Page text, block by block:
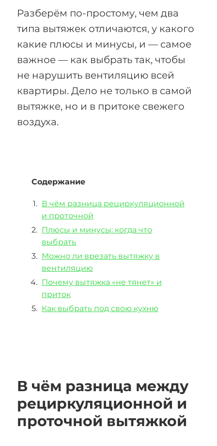
Разберём по-простому, чем два
типа вытяжек отличаются, у какого
какие плюсы и минусы, и — самое
важное — как выбрать так, чтобы
не нарушить вентиляцию всей
квартиры. Дело не только в самой
вытяжке, но и в притоке свежего
воздуха.
Содержание
В чём разница рециркуляционной
и проточной
Плюсы и минусы: когда что
выбрать
Можно ли врезать вытяжку в
вентиляцию
Почему вытяжка «не тянет» и
приток
Как выбрать под свою кухню
В чём разница между
рециркуляционной и
проточной вытяжкой